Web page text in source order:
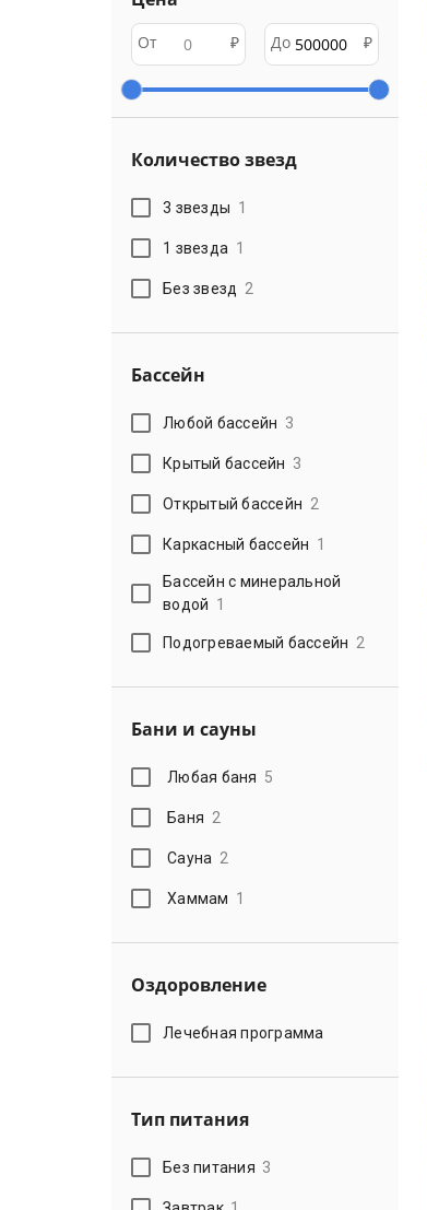
От ₽ До ₽
Количество звезд
3 звезды 1
1 звезда 1
Без звезд 2
Бассейн
Любой бассейн 3
Крытый бассейн 3
Открытый бассейн 2
Каркасный бассейн 1
Бассейн с минеральной
водой 1
Подогреваемый бассейн 2
Бани и сауны
Любая баня 5
Баня 2
Сауна 2
Хаммам 1
Оздоровление
Лечебная программа
Тип питания
Без питания 3